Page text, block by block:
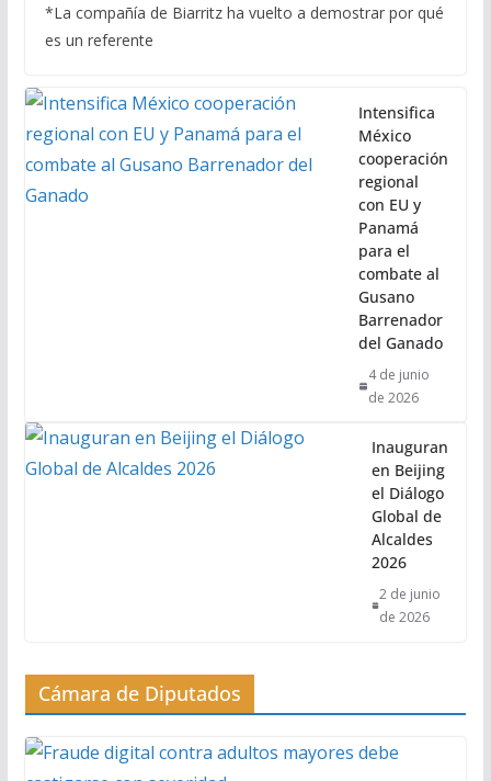
*La compañía de Biarritz ha vuelto a demostrar por qué
es un referente
Intensifica
México
cooperación
regional
con EU y
Panamá
para el
combate al
Gusano
Barrenador
del Ganado
4 de junio
de 2026
Inauguran
en Beijing
el Diálogo
Global de
Alcaldes
2026
2 de junio
de 2026
Cámara de Diputados